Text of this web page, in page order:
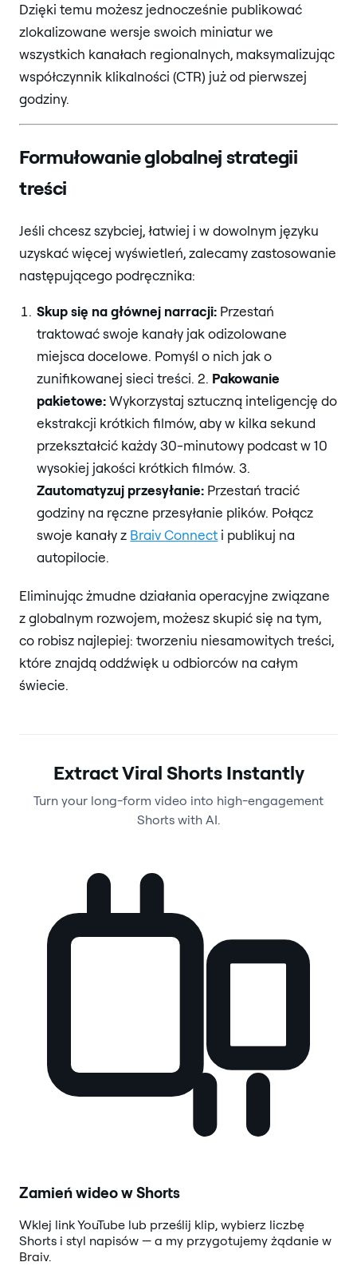
Dzięki temu możesz jednocześnie publikować
zlokalizowane wersje swoich miniatur we
wszystkich kanałach regionalnych, maksymalizując
współczynnik klikalności (CTR) już od pierwszej
godziny.
Formułowanie globalnej strategii
treści
Jeśli chcesz szybciej, łatwiej i w dowolnym języku
uzyskać więcej wyświetleń, zalecamy zastosowanie
następującego podręcznika:
Skup się na głównej narracji: Przestań
traktować swoje kanały jak odizolowane
miejsca docelowe. Pomyśl o nich jak o
zunifikowanej sieci treści. 2. Pakowanie
pakietowe:Wykorzystaj sztuczną inteligencję do
ekstrakcji krótkich filmów, aby w kilka sekund
przekształcić każdy 30-minutowy podcast w 10
wysokiej jakości krótkich filmów. 3.
Zautomatyzuj przesyłanie: Przestań tracić
godziny na ręczne przesyłanie plików. Połącz
swoje kanały z Braiv Connect i publikuj na
autopilocie.
Eliminując żmudne działania operacyjne związane
z globalnym rozwojem, możesz skupić się na tym,
co robisz najlepiej: tworzeniu niesamowitych treści,
które znajdą oddźwięk u odbiorców na całym
świecie.
Extract Viral Shorts Instantly
Turn your long-form video into high-engagement
Shorts with AI.
Zamień wideo w Shorts
Wklej link YouTube lub prześlij klip, wybierz liczbę
Shorts i styl napisów — a my przygotujemy żądanie w
Braiv.